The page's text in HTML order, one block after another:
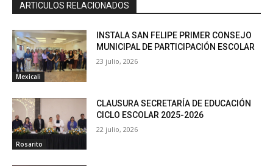
ARTICULOS RELACIONADOS
Mexicali
INSTALA SAN FELIPE PRIMER CONSEJO
MUNICIPAL DE PARTICIPACIÓN ESCOLAR
23 julio, 2026
Rosarito
CLAUSURA SECRETARÍA DE EDUCACIÓN
CICLO ESCOLAR 2025-2026
22 julio, 2026